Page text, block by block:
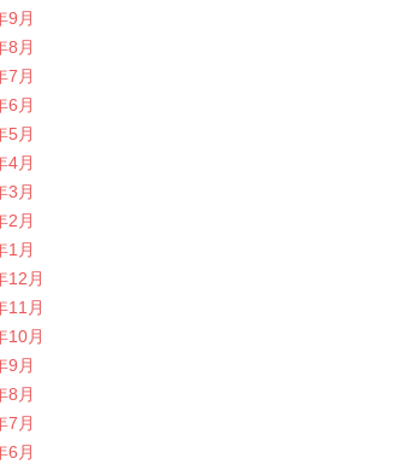
9月
8月
7月
6月
5月
4月
3月
2月
1月
12月
11月
10月
9月
8月
7月
6月